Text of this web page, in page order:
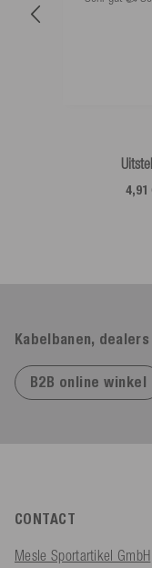
4,91
Kabelbanen,
B2B online winkel
CONTACT
Mesle Sportartikel GmbH